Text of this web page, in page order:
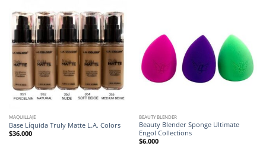
MAQUILLAJE
Base Líquida Truly Matte L.A. Colors
$36.000
BEAUTY BLENDER
Beauty Blender Sponge Ultimate
Engol Collections
$6.000